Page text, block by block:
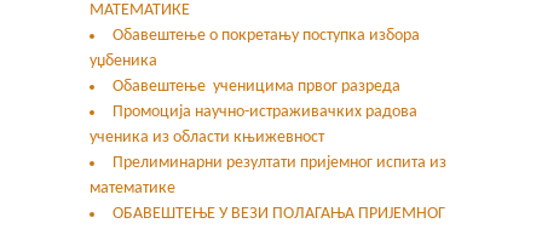
МАТЕМАТИКЕ
Обавештење о покретању поступка избора
уџбеника
Обавештење ученицима првог разреда
Промоција научно-истраживачких радова
ученика из области књижевност
Прелиминарни резултати пријемног испита из
математике
ОБАВЕШТЕЊЕ У ВЕЗИ ПОЛАГАЊА ПРИЈЕМНОГ